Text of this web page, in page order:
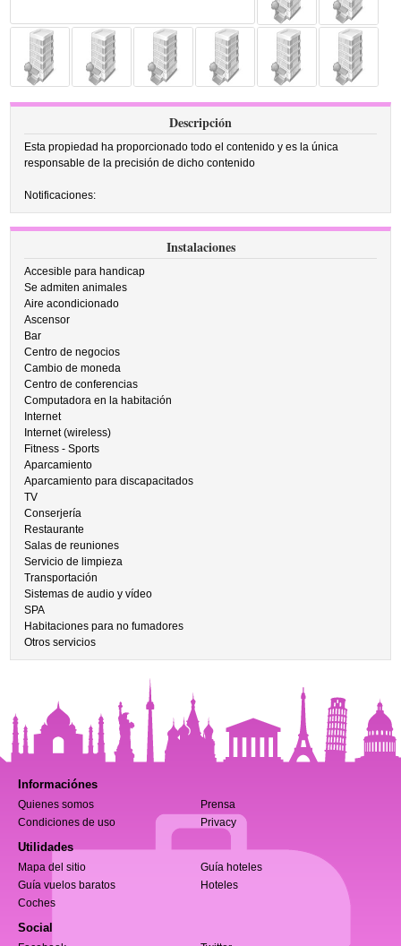
Descripción
Esta propiedad ha proporcionado todo el contenido y es la única
responsable de la precisión de dicho contenido
Notificaciones:
Instalaciones
Accesible para handicap
Se admiten animales
Aire acondicionado
Ascensor
Bar
Centro de negocios
Cambio de moneda
Centro de conferencias
Computadora en la habitación
Internet
Internet (wireless)
Fitness - Sports
Aparcamiento
Aparcamiento para discapacitados
TV
Conserjería
Restaurante
Salas de reuniones
Servicio de limpieza
Transportación
Sistemas de audio y vídeo
SPA
Habitaciones para no fumadores
Otros servicios
Informaciónes
Quienes somos
Prensa
Condiciones de uso
Privacy
Utilidades
Mapa del sitio
Guía hoteles
Guía vuelos baratos
Hoteles
Coches
Social